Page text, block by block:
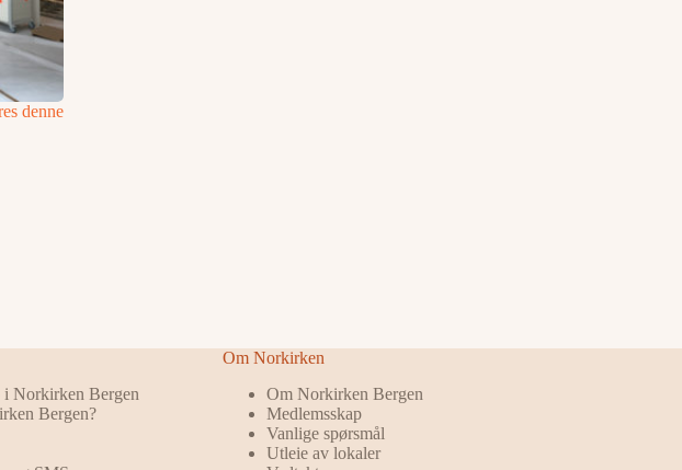
denne
i Norkirken Bergen
Bergen?
Om Norkirken
Om Norkirken Bergen
Medlemsskap
Vanlige spørsmål
Utleie av lokaler